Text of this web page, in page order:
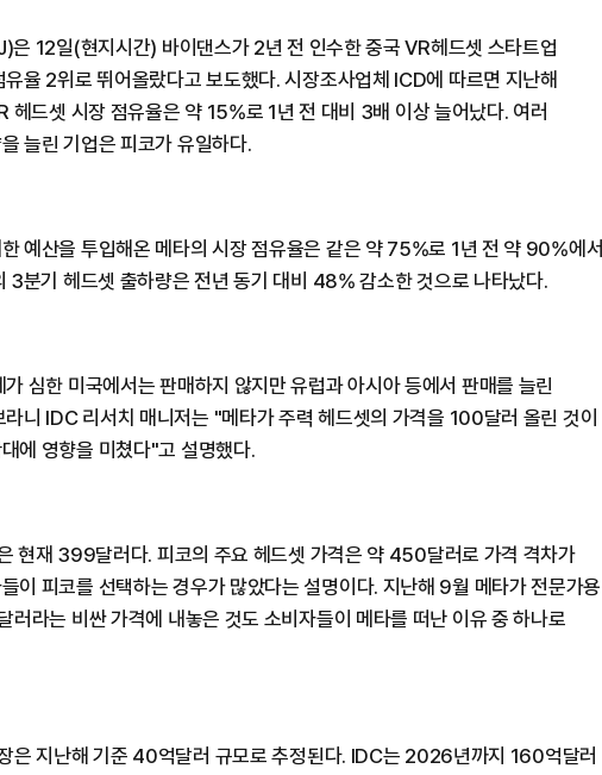
은 12일(현지시간) 바이댄스가 2년 전 인수한 중국 VR헤드셋 스타트업
율 2위로 뛰어올랐다고 보도했다. 시장조사업체 ICD에 따르면 지난해
헤드셋 시장 점유율은 약 15%로 1년 전 대비 3배 이상 늘어났다. 여러
늘린 기업은 피코가 유일하다.
예산을 투입해온 메타의 시장 점유율은 같은 약 75%로 1년 전 약 90%에서
3분기 헤드셋 출하량은 전년 동기 대비 48% 감소한 것으로 나타났다.
심한 미국에서는 판매하지 않지만 유럽과 아시아 등에서 판매를 늘린
라니 IDC 리서치 매니저는 "메타가 주력 헤드셋의 가격을 100달러 올린 것이
에 영향을 미쳤다"고 설명했다.
현재 399달러다. 피코의 주요 헤드셋 가격은 약 450달러로 가격 격차가
이 피코를 선택하는 경우가 많았다는 설명이다. 지난해 9월 메타가 전문가용
라는 비싼 가격에 내놓은 것도 소비자들이 메타를 떠난 이유 중 하나로
은 지난해 기준 40억달러 규모로 추정된다. IDC는 2026년까지 160억달러